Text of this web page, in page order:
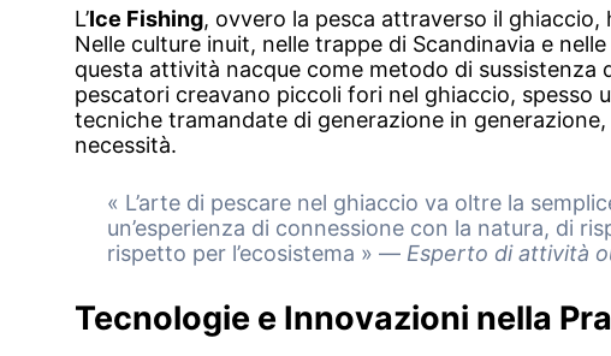
L’Ice Fishing, ovvero la pesca attraverso il
Nelle culture inuit, nelle trappe di Scandinavia e
questa attività nacque come metodo di sussistenza
pescatori creavano piccoli fori nel ghiaccio, spesso
tecniche tramandate di generazione in
necessità.
« L’arte di pescare nel ghiaccio va oltre la
un’esperienza di connessione con la natura, di
rispetto per l’ecosistema » — Esperto di attività
Tecnologie e Innovazioni nella